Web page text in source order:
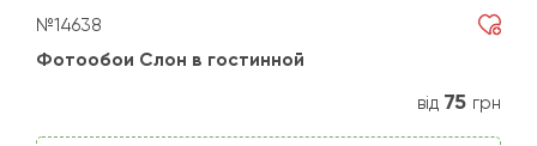
№14638
Фотообои Слон в гостинной
від 75 грн